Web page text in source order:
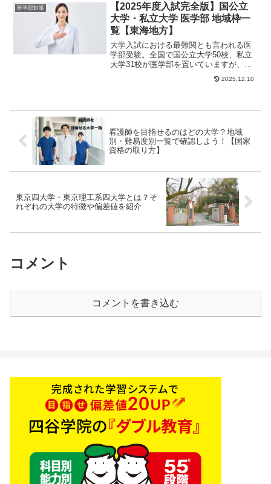
医学部対策
【2025年度入試完全版】国公立
大学・私立大学 医学部 地域枠一
覧【東海地方】
大学入試における最難関とも言われる医
学部受験。全国で国公立大学50校、私立
大学31校が医学部を置いていますが、い
ずれの大学も入ることは簡単ではありま
2025.12.10
看護師を目指せるのはどの大学？地域
別・難易度別一覧で確認しよう！【国家
資格の取り方】
東京四大学・東京理工系四大学とは？そ
れぞれの大学の特徴や偏差値を紹介
コメント
コメントを書き込む